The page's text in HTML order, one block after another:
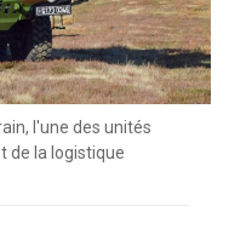
l'une des unités
de la logistique